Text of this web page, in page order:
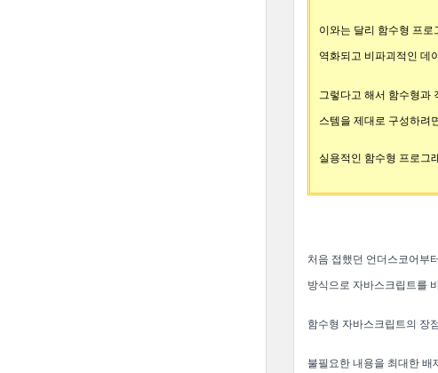
이와는 달리 함수형 프
역화되고 비파괴적인 데
그렇다고 해서 함수형과
스템을 제대로 구성하려
실용적인 함수형 프로그
처음 접했던 언더스코어부
방식으로 자바스크립트를
함수형 자바스크립트의 장
불필요한 내용을 최대한 배